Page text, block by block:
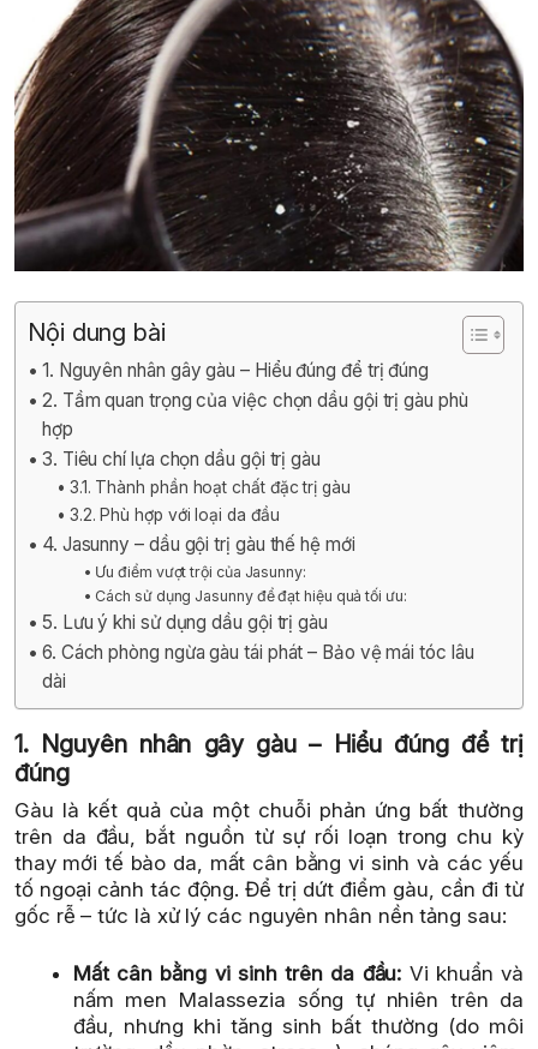
Nội dung bài
1. Nguyên nhân gây gàu – Hiểu đúng để trị đúng
2. Tầm quan trọng của việc chọn dầu gội trị gàu phù
hợp
3. Tiêu chí lựa chọn dầu gội trị gàu
3.1. Thành phần hoạt chất đặc trị gàu
3.2. Phù hợp với loại da đầu
4. Jasunny – dầu gội trị gàu thế hệ mới
Ưu điểm vượt trội của Jasunny:
Cách sử dụng Jasunny để đạt hiệu quả tối ưu:
5. Lưu ý khi sử dụng dầu gội trị gàu
6. Cách phòng ngừa gàu tái phát – Bảo vệ mái tóc lâu
dài
1. Nguyên nhân gây gàu – Hiểu đúng để trị
đúng
Gàu là kết quả của một chuỗi phản ứng bất thường
trên da đầu, bắt nguồn từ sự rối loạn trong chu kỳ
thay mới tế bào da, mất cân bằng vi sinh và các yếu
tố ngoại cảnh tác động. Để trị dứt điểm gàu, cần đi từ
gốc rễ – tức là xử lý các nguyên nhân nền tảng sau:
Mất cân bằng vi sinh trên da đầu: Vi khuẩn và
nấm men Malassezia sống tự nhiên trên da
đầu, nhưng khi tăng sinh bất thường (do môi